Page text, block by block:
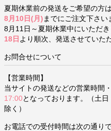
夏期休業前の発送をご希望の方は
8月10日(月) までにご注文下さい
8月11日～夏期休業中にいただ
18日 より順次、発送させていた
お問合せについて
【営業時間】
当サイトの発送などの営業時間
17:00となっております。（土
除く）
お電話での受付時間は次の通り